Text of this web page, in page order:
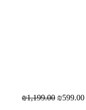
₪599.00
₪1,199.00